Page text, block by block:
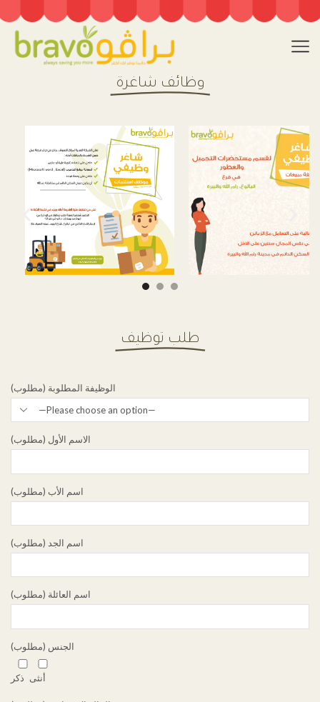
وظائف شاغرة
طلب توظيف
الوظيفة المطلوبة (مطلوب)
الاسم الأول (مطلوب)
اسم الأب (مطلوب)
اسم الجد (مطلوب)
اسم العائلة (مطلوب)
الجنس (مطلوب)
ذكر أنثى